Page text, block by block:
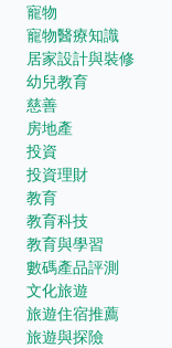
寵物
寵物醫療知識
居家設計與裝修
幼兒教育
慈善
房地產
投資
投資理財
教育
教育科技
教育與學習
數碼產品評測
文化旅遊
旅遊住宿推薦
旅遊與探險